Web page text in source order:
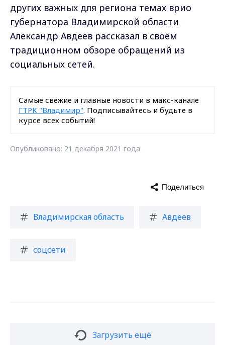
других важных для региона темах врио
губернатора Владимирской области
Александр Авдеев рассказал в своём
традиционном обзоре обращений из
социальных сетей.
Самые свежие и главные новости в макс-канале
ГТРК "Владимир". Подписывайтесь и будьте в
курсе всех событий!
Опубликовано: 21 декабря 2021 года
Владимирская область Авдеев
соцсети
Поделиться
Загрузить ещё